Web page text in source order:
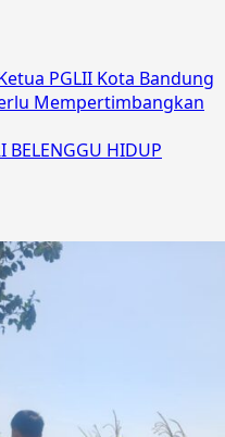
PGLII Kota Bandung
Mempertimbangkan
BELENGGU HIDUP